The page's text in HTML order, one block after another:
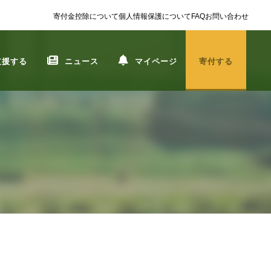
寄付金控除について個人情報保護についてFAQお問い合わせ
する ニュース マイページ 寄付する